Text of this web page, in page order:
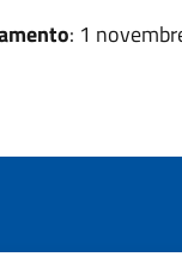
: 1